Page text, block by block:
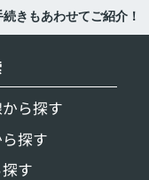
きもあわせてご紹介！
ら探す
探す
す